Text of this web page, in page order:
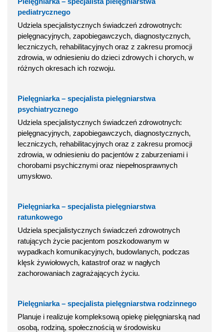
pediatrycznego
Udziela specjalistycznych świadczeń zdrowotnych:
pielęgnacyjnych, zapobiegawczych, diagnostycznych,
leczniczych, rehabilitacyjnych oraz z zakresu promocji
zdrowia, w odniesieniu do dzieci zdrowych i chorych, w
różnych okresach ich rozwoju.
Pielęgniarka – specjalista pielęgniarstwa
psychiatrycznego
Udziela specjalistycznych świadczeń zdrowotnych:
pielęgnacyjnych, zapobiegawczych, diagnostycznych,
leczniczych, rehabilitacyjnych oraz z zakresu promocji
zdrowia, w odniesieniu do pacjentów z zaburzeniami i
chorobami psychicznymi oraz niepełnosprawnych
umysłowo.
Pielęgniarka – specjalista pielęgniarstwa
ratunkowego
Udziela specjalistycznych świadczeń zdrowotnych
ratujących życie pacjentom poszkodowanym w
wypadkach komunikacyjnych, budowlanych, podczas
klęsk żywiołowych, katastrof oraz w nagłych
zachorowaniach zagrażających życiu.
Pielęgniarka – specjalista pielęgniarstwa rodzinnego
Planuje i realizuje kompleksową opiekę pielęgniarską nad
osobą, rodziną, społecznością w środowisku